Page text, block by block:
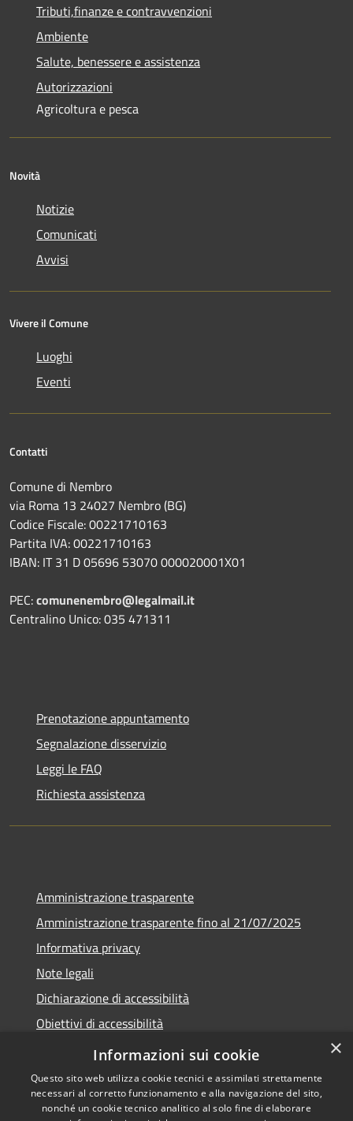
Tributi,finanze e contravvenzioni
Ambiente
Salute, benessere e assistenza
Autorizzazioni
Agricoltura e pesca
Novità
Notizie
Comunicati
Avvisi
Vivere il Comune
Luoghi
Eventi
Contatti
Comune di Nembro
via Roma 13 24027 Nembro (BG)
Codice Fiscale: 00221710163
Partita IVA: 00221710163
IBAN: IT 31 D 05696 53070 000020001X01
PEC:comunenembro@legalmail.it
Centralino Unico: 035 471311
Prenotazione appuntamento
Segnalazione disservizio
Leggi le FAQ
Richiesta assistenza
Amministrazione trasparente
Amministrazione trasparente fino al 21/07/2025
Informativa privacy
Note legali
Dichiarazione di accessibilità
Obiettivi di accessibilità
Piano di miglioramento
×
Informazioni sui cookie
Questo sito web utilizza cookie tecnici e assimilati strettamente
necessari al corretto funzionamento e alla navigazione del sito,
nonché un cookie tecnico analitico al solo fine di elaborare